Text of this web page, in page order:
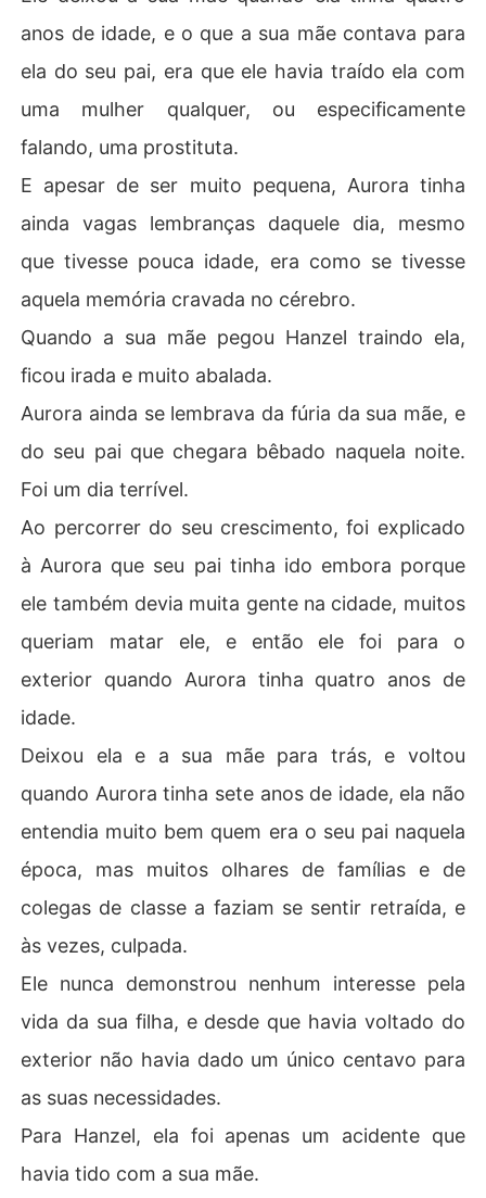
anos de idade, e o que a sua mãe contava para
ela do seu pai, era que ele havia traído ela com
uma mulher qualquer, ou especificamente
falando, uma prostituta.
E apesar de ser muito pequena, Aurora tinha
ainda vagas lembranças daquele dia, mesmo
que tivesse pouca idade, era como se tivesse
aquela memória cravada no cérebro.
Quando a sua mãe pegou Hanzel traindo ela,
ficou irada e muito abalada.
Aurora ainda se lembrava da fúria da sua mãe, e
do seu pai que chegara bêbado naquela noite.
Foi um dia terrível.
Ao percorrer do seu crescimento, foi explicado
à Aurora que seu pai tinha ido embora porque
ele também devia muita gente na cidade, muitos
queriam matar ele, e então ele foi para o
exterior quando Aurora tinha quatro anos de
idade.
Deixou ela e a sua mãe para trás, e voltou
quando Aurora tinha sete anos de idade, ela não
entendia muito bem quem era o seu pai naquela
época, mas muitos olhares de famílias e de
colegas de classe a faziam se sentir retraída, e
às vezes, culpada.
Ele nunca demonstrou nenhum interesse pela
vida da sua filha, e desde que havia voltado do
exterior não havia dado um único centavo para
as suas necessidades.
Para Hanzel, ela foi apenas um acidente que
havia tido com a sua mãe.